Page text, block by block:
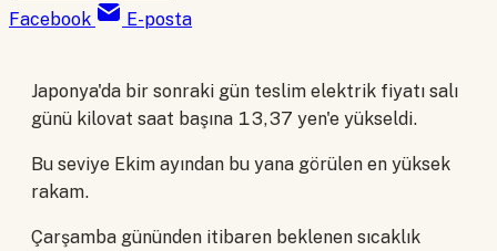
Facebook
E-posta
Japonya'da bir sonraki gün teslim elektrik fiyatı salı
günü kilovat saat başına 13,37 yen'e yükseldi.
Bu seviye Ekim ayından bu yana görülen en yüksek
rakam.
Çarşamba gününden itibaren beklenen sıcaklık